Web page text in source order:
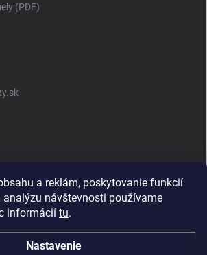
a reklám, poskytovanie funkcií
návštevnosti používame
informácií tu.
Nastavenie
(PDF)